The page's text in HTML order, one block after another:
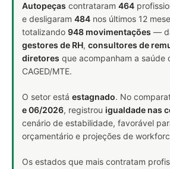
Autopeças contrataram 464
e desligaram 484 nos últimos 12
totalizando 948 movimentações —
gestores de RH, consultores de
diretores que acompanham a saúde
CAGED/MTE.
O setor está estagnado. No
e 06/2026, registrou igualdade nas
cenário de estabilidade, favorável
orçamentário e projeções de
Os estados que mais contratam